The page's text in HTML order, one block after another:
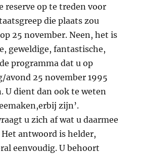
reserve op te treden voor
die plaats zou
25 november. Neen, het is
geweldige, fantastische,
programma dat u op
avond 25 november 1995
U dient dan ook te weten
zijn’.
u zich af wat u daarmee
antwoord is helder,
eenvoudig. U behoort